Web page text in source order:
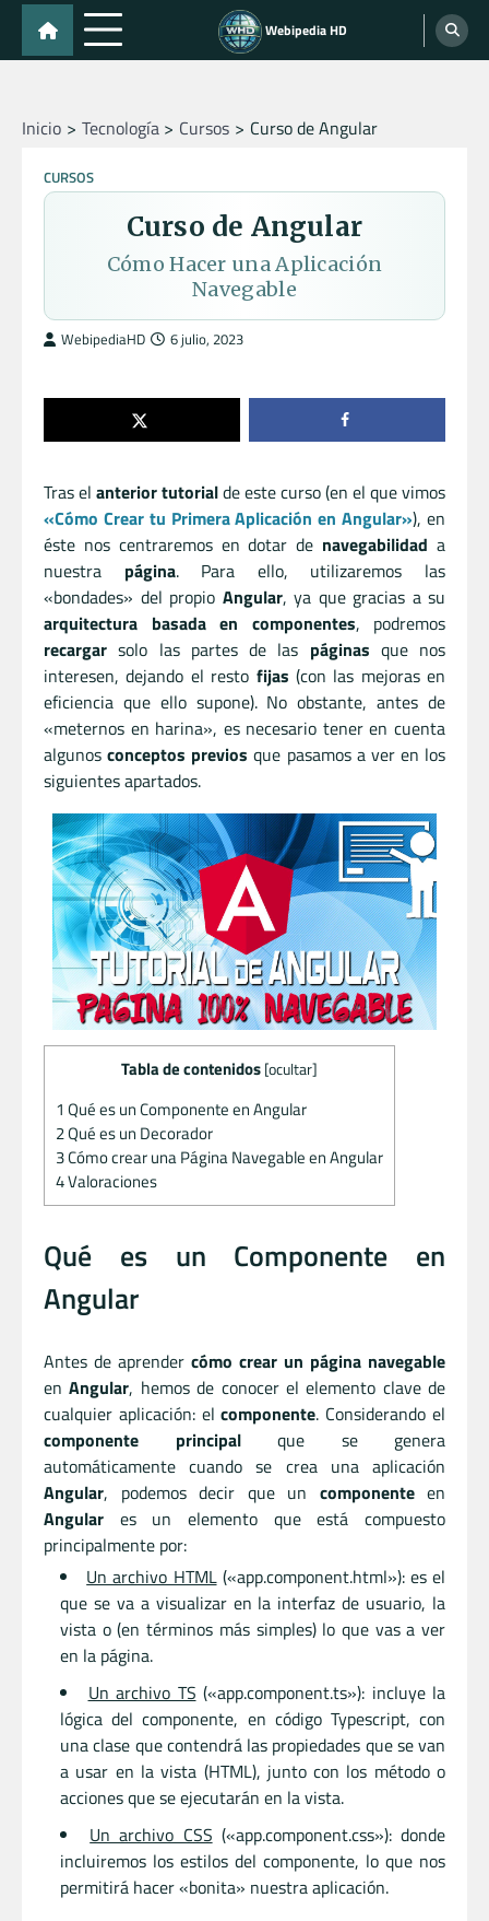
Skip
content
Webipedia HD
Inicio Tecnología Cursos Curso de Angular
CURSOS
Curso de Angular
Cómo Hacer una Aplicación
Navegable
WebipediaHD 6 julio, 2023
Tras el anterior tutorialde este curso (en el que vimos
«Cómo Crear tu Primera Aplicación en Angular»), en
éste nos centraremos en dotar de navegabilidad a
nuestra página. Para ello, utilizaremos las
«bondades» del propio Angular, ya que gracias a su
arquitectura basada en componentes, podremos
recargar solo las partes de las páginas que nos
interesen, dejando el resto fijas (con las mejoras en
eficiencia que ello supone). No obstante, antes de
«meternos en harina», es necesario tener en cuenta
algunosconceptos previos que pasamos a ver en los
siguientes apartados.
Tabla de contenidos [ocultar]
1 Qué es un Componente en Angular
2Qué es un Decorador
3Cómo crear una Página Navegable en Angular
4Valoraciones
Qué es un Componente en
Angular
Antes de aprender cómo crear un página navegable
enAngular, hemos de conocer el elemento clave de
cualquier aplicación: elcomponente. Considerando el
componente principalque se genera
automáticamente cuando se crea una aplicación
Angular, podemos decir que un componenteen
Angular es un elemento que está compuesto
principalmente por:
Un archivo HTML(«app.component.html»): es el
que se va a visualizar en la interfaz de usuario, la
vista o (en términos más simples) lo que vas a ver
en la página.
Un archivo TS («app.component.ts»): incluye la
lógica del componente, en código Typescript, con
una clase que contendrá las propiedades que se van
a usar en la vista (HTML), junto con los método o
acciones que se ejecutarán en la vista.
Un archivo CSS («app.component.css»): donde
incluiremos los estilos del componente, lo que nos
permitirá hacer «bonita» nuestra aplicación.